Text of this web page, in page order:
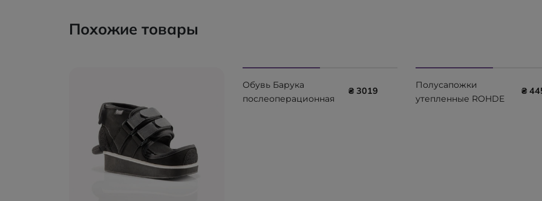
Похожие товары
Обувь Барука
послеоперационная
₴ 3019
Полусапожки
утепленные ROHDE
₴